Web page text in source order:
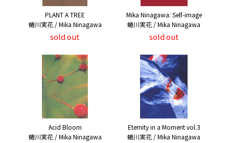
PLANT A TREE
蜷川実花 / Mika Ninagawa
sold out
Mika Ninagawa: Self-image
蜷川実花 / Mika Ninagawa
sold out
Acid Bloom
蜷川実花 / Mika Ninagawa
Eternity in a Moment vol.3
蜷川実花 / Mika Ninagawa